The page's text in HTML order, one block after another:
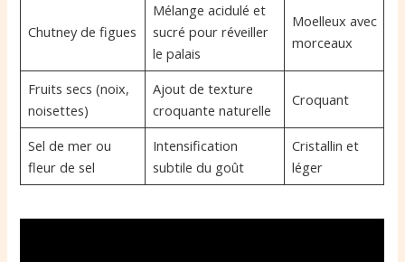
Chutney de figues
Mélange acidulé et
sucré pour réveiller
le palais
Moelleux avec
morceaux
Fruits secs (noix,
noisettes)
Ajout de texture
croquante naturelle
Croquant
Sel de mer ou
fleur de sel
Intensification
subtile du goût
Cristallin et
léger